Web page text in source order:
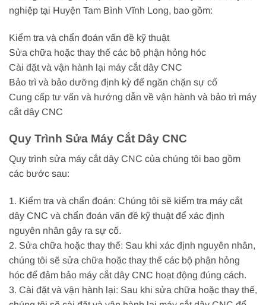
nghiệp tại Huyện Tam Bình Vĩnh Long, bao gồm:
Kiểm tra và chẩn đoán vấn đề kỹ thuật
Sửa chữa hoặc thay thế các bộ phận hỏng hóc
Cài đặt và vận hành lại máy cắt dây CNC
Bảo trì và bảo dưỡng định kỳ để ngăn chặn sự cố
Cung cấp tư vấn và hướng dẫn về vận hành và bảo trì máy
cắt dây CNC
Quy Trình Sửa Máy Cắt Dây CNC
Quy trình sửa máy cắt dây CNC của chúng tôi bao gồm
các bước sau:
1. Kiểm tra và chẩn đoán: Chúng tôi sẽ kiểm tra máy cắt
dây CNC và chẩn đoán vấn đề kỹ thuật để xác định
nguyên nhân gây ra sự cố.
2. Sửa chữa hoặc thay thế: Sau khi xác định nguyên nhân,
chúng tôi sẽ sửa chữa hoặc thay thế các bộ phận hỏng
hóc để đảm bảo máy cắt dây CNC hoạt động đúng cách.
3. Cài đặt và vận hành lại: Sau khi sửa chữa hoặc thay thế,